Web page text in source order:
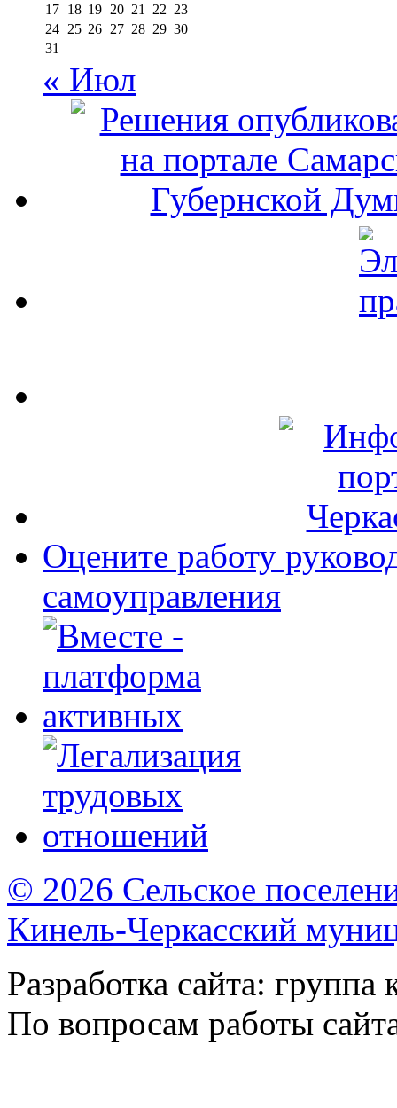
17 18 19 20 21 22 23
24 25 26 27 28 29 30
31
« Июл
Оцените работу
самоуправления
© 2026 Сельское
Кинель-Черкасский
Разработка сайта:
По вопросам работы